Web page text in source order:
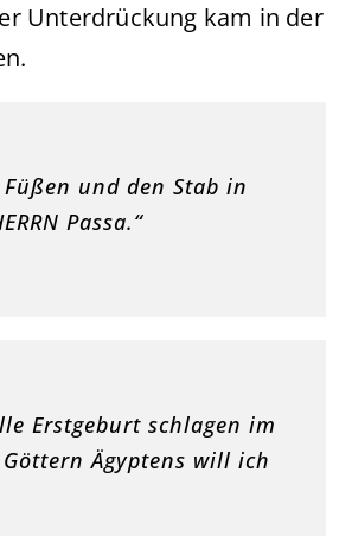
Unterdrückung kam in der
und den Stab in
Passa.“
Erstgeburt schlagen im
Ägyptens will ich